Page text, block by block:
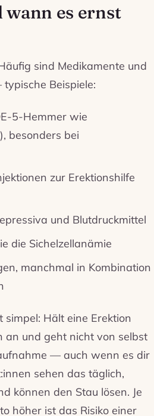
wann es ernst
sind Medikamente und
Beispiele:
5-Hemmer wie
besonders bei
zur Erektionshilfe
und Blutdruckmittel
die Sichelzellanämie
manchmal in Kombination
simpel: Hält eine Erektion
an und geht nicht von selbst
— auch wenn es dir
sehen das täglich,
können den Stau lösen. Je
höher ist das Risiko einer